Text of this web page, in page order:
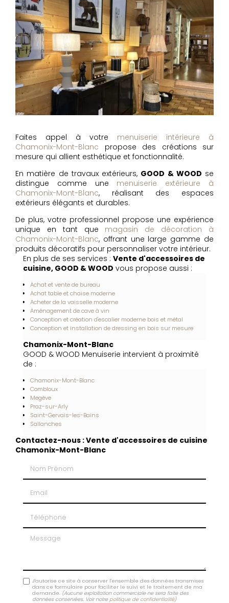
Faites appel à votre menuiserie intérieure à
Chamonix-Mont-Blanc propose des créations sur
mesure qui allient esthétique et fonctionnalité.
En matière de travaux extérieurs, GOOD & WOOD se
distingue comme une menuiserie extérieure à
Chamonix-Mont-Blanc, réalisant des espaces
extérieurs élégants et durables.
De plus, votre professionnel propose une expérience
unique en tant que magasin de décoration à
Chamonix-Mont-Blanc, offrant une large gamme de
produits décoratifs pour personnaliser votre intérieur.
En plus de ses services : Vente d'accessoires de
cuisine, GOOD & WOOD vous propose aussi :
Achat et vente de bureau
Achat table et chaise moderne
Acheter de la vaisselle moderne
Aménagement de cave à vin
Conception et création d'escalier moderne bois et métal
Conception et installation de dressing en bois sur mesure
Chamonix-Mont-Blanc
GOOD & WOOD Menuiserie intervient à proximité
de :
Chamonix-Mont-Blanc
Combloux
Megève
Praz-sur-Arly
Saint-Gervais-les-Bains
Sallanches
Contactez-nous : Vente d'accessoires de cuisine
Chamonix-Mont-Blanc
Message
J'autorise ce site à conserver l'ensemble des données transmises
dans ce formulaire pour faciliter le suivi et le traitement de ma
demande. (Aucune exploitation commerciale ne sera faite des
données conservées. Voir notre politique de confidentialité)